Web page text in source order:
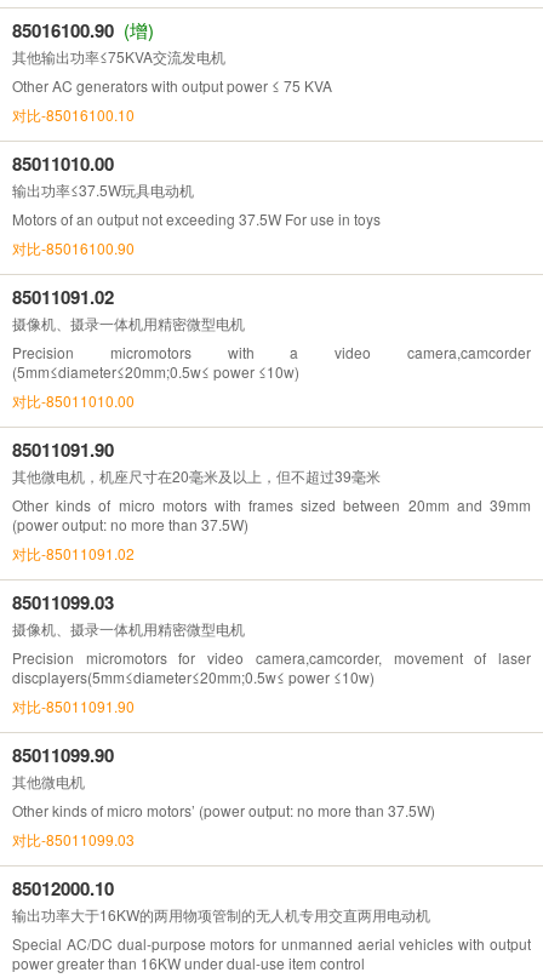
85016100.90 (增)
其他输出功率≤75KVA交流发电机
Other AC generators with output power ≤ 75 KVA
对比-85016100.10
85011010.00
输出功率≤37.5W玩具电动机
Motors of an output not exceeding 37.5W For use in toys
对比-85016100.90
85011091.02
摄像机、摄录一体机用精密微型电机
Precision micromotors with a video camera,camcorder
(5mm≤diameter≤20mm;0.5w≤ power ≤10w)
对比-85011010.00
85011091.90
其他微电机，机座尺寸在20毫米及以上，但不超过39毫米
Other kinds of micro motors with frames sized between 20mm and 39mm
(power output: no more than 37.5W)
对比-85011091.02
85011099.03
摄像机、摄录一体机用精密微型电机
Precision micromotors for video camera,camcorder, movement of laser
discplayers(5mm≤diameter≤20mm;0.5w≤ power ≤10w)
对比-85011091.90
85011099.90
其他微电机
Other kinds of micro motors’ (power output: no more than 37.5W)
对比-85011099.03
85012000.10
输出功率大于16KW的两用物项管制的无人机专用交直两用电动机
Special AC/DC dual-purpose motors for unmanned aerial vehicles with output
power greater than 16KW under dual-use item control